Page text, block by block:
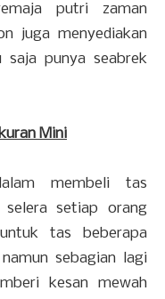
putri zaman
juga menyediakan
punya seabrek
Mini
membeli tas
selera setiap orang
tas beberapa
sebagian lagi
kesan mewah